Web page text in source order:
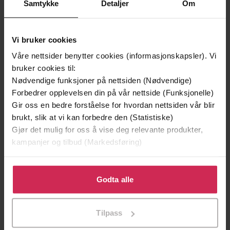
Samtykke Detaljer Om
Vi bruker cookies
Våre nettsider benytter cookies (informasjonskapsler). Vi
bruker cookies til:
Nødvendige funksjoner på nettsiden (Nødvendige)
Forbedrer opplevelsen din på vår nettside (Funksjonelle)
Gir oss en bedre forståelse for hvordan nettsiden vår blir
brukt, slik at vi kan forbedre den (Statistiske)
Gjør det mulig for oss å vise deg relevante produkter,
kampanjer og tilbud (Markedsføring)
Klikk på «Godta alle» for å gi oss ditt samtykke til å
bruke cookies for alle disse formålene. Du kan også
tilpasse ditt samtykke til spesifikke formål ved å klikke
Godta alle
Tilpass
129,-
Minnesota
Jo Nesbø
Utskudd
Portsmouth Book 1